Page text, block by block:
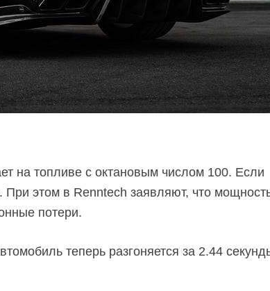
на топливе с октановым числом 100. Если
При этом в Renntech заявляют, что
потери.
теперь разгоняется за 2.44